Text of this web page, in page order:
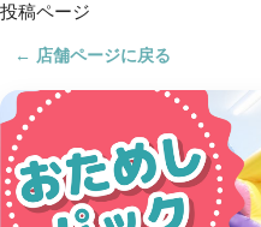
投稿ページ
← 店舗ページに戻る